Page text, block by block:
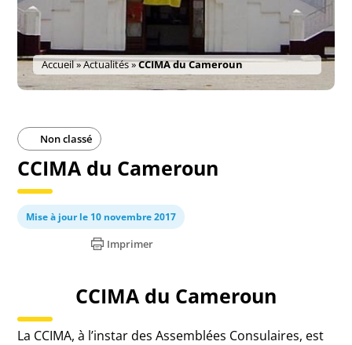
Accueil»Actualités»CCIMA du Cameroun
Non classé
CCIMA du Cameroun
Mise à jour le 10 novembre 2017
Imprimer
CCIMA du Cameroun
La CCIMA, à l’instar des Assemblées Consulaires, est